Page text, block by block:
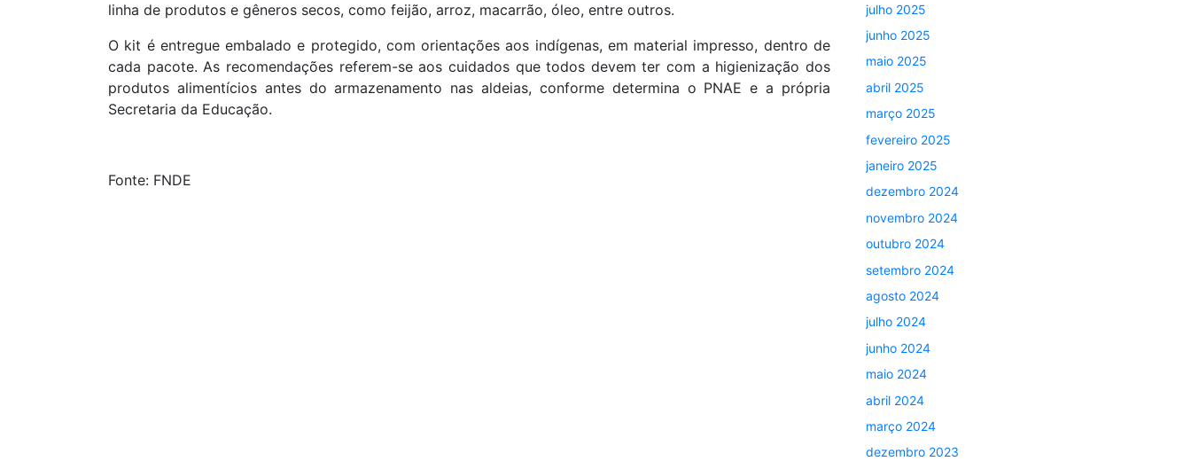
linha de produtos e gêneros secos, como feijão, arroz, macarrão, óleo, entre outros.
O kit é entregue embalado e protegido, com orientações aos indígenas, em material impresso, dentro de
cada pacote. As recomendações referem-se aos cuidados que todos devem ter com a higienização dos
produtos alimentícios antes do armazenamento nas aldeias, conforme determina o PNAE e a própria
Secretaria da Educação.
Fonte: FNDE
julho 2025
junho 2025
maio 2025
abril 2025
março 2025
fevereiro 2025
janeiro 2025
dezembro 2024
novembro 2024
outubro 2024
setembro 2024
agosto 2024
julho 2024
junho 2024
maio 2024
abril 2024
março 2024
dezembro 2023